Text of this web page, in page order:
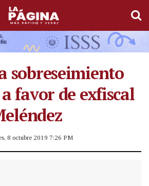
sobreseimiento
favor de exfiscal
8 octubre 2019 7:26 PM